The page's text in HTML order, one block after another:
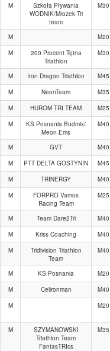
M
Szkoła Pływania
WODNIK/Mrozek Tri
team
M30
M
M20
M
200 Procent Tętna
Triathlon
M30
M Iron Dragon Triathlon
M45
M NeonTeam
M35
M HUROM TRI TEAM
M25
M
KS Posnania Budmix/
Meon-Ems
M40
M GVT
M40
M PTT DELTA GOSTYNIN
M45
M TRINERGY
M40
M
FORPRO Vamos
Racing Team
M25
M Team Dare2Tri
M40
M Kriss Coaching
M40
M
Tridivision Triathlon
Team
M40
M KS Posnania
M20
M Celironman
M40
M M20
M
SZYMANOWSKI
Triathlon Team
FantasTRIcs
M35